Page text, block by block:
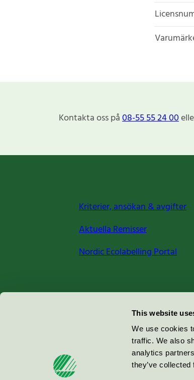
This website
We use cookies
traffic. We also
analytics
they’ve
Kontakta oss på08-55 55 24 00
Kriterier, ansökan & avgifter
Aktuella Remisser
Nordic Ecolabelling Portal
Miljömärkning Sverige AB
100 64